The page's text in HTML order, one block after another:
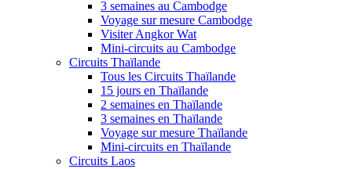
3 semaines au Cambodge
Voyage sur mesure Cambodge
Visiter Angkor Wat
Mini-circuits au Cambodge
Circuits Thaïlande
Tous les Circuits Thaïlande
15 jours en Thaïlande
2 semaines en Thaïlande
3 semaines en Thaïlande
Voyage sur mesure Thaïlande
Mini-circuits en Thaïlande
Circuits Laos